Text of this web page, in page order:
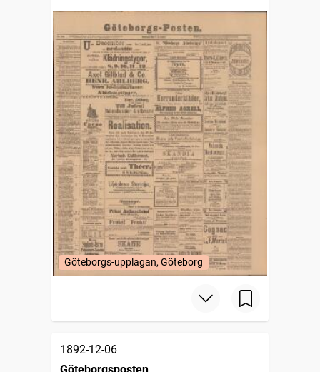
Göteborgs-upplagan, Göteborg
1892-12-06